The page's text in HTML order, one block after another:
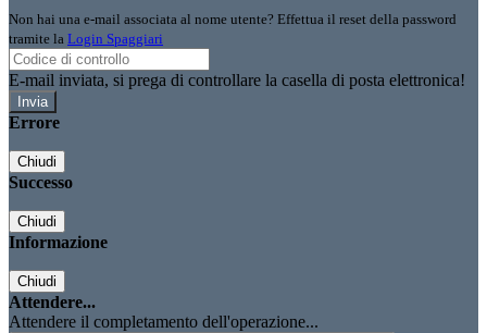
Non hai una e-mail associata al nome utente? Effettua il reset della password
tramite la Login Spaggiari
E-mail inviata, si prega di controllare la casella di posta elettronica!
Errore
Chiudi
Successo
Chiudi
Informazione
Chiudi
Attendere...
Attendere il completamento dell'operazione...